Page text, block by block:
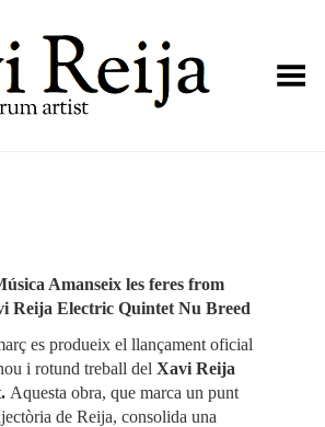
Toggle Menu
Amanseix les feres from
Reija Electric Quintet Nu Breed
es produeix el llançament oficial
i rotund treball del Xavi Reija
Aquesta obra, que marca un punt
de Reija, consolida una